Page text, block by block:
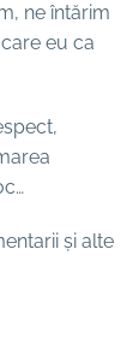
ne întărim
eu ca
și alte